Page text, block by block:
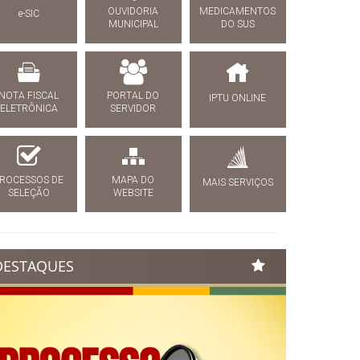
e-SIC
OUVIDORIA
MUNICIPAL
MEDICAMENTOS
DO SUS
FISCAL
ELETRÔNICA
PORTAL DO
SERVIDOR
IPTU ONLINE
DE
SELEÇÃO
MAPA DO
WEBSITE
MAIS SERVIÇOS